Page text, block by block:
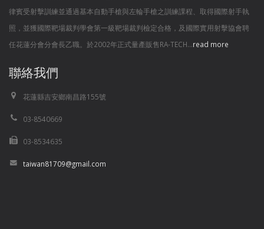
律賓受射擊訓練並通過基本自動手槍與左輪手槍之訓練課程、取得國際射手執
照，並獲國際靶場裁判學會第一級靶場裁判檢定合格，及國際實用射擊協會聘
任花蓮分會分會長乙職。於2002年正式量產販售RA-TECH...read more
聯絡我們
花蓮縣吉安鄉南昌路155號
03-8540669
03-8534635
taiwan81709@gmail.com